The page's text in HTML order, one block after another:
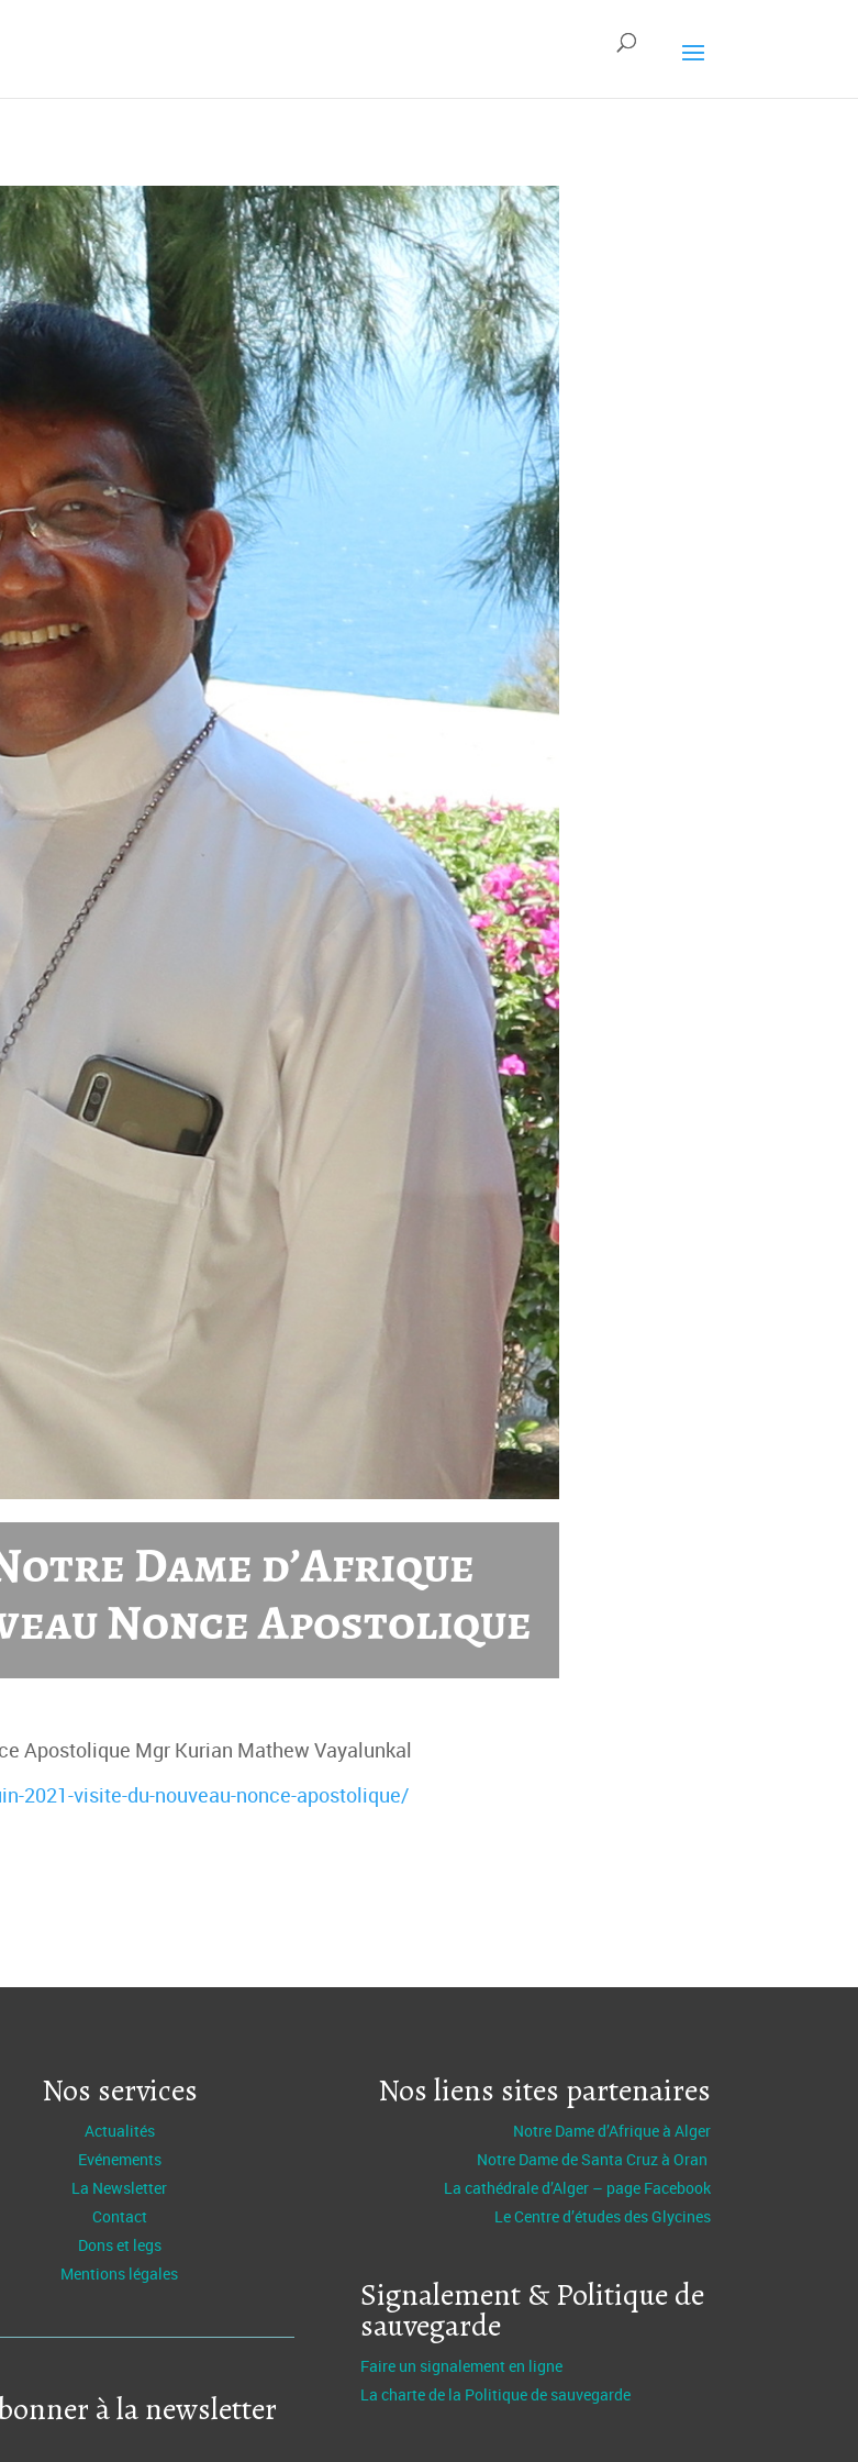
Dame d’Afrique
Nonce Apostolique
Apostolique Mgr Kurian Mathew Vayalunkal
2021-visite-du-nouveau-nonce-apostolique/
Nos services
Actualités
Evénements
La Newsletter
Contact
Dons et legs
Mentions légales
à la newsletter
Nos liens sites partenaires
Notre Dame d’Afrique à Alger
Notre Dame de Santa Cruz à Oran
La cathédrale d’Alger – page Facebook
Le Centre d’études des Glycines
Signalement & Politique de
sauvegarde
Faire un signalement en ligne
La charte de la Politique de sauvegarde